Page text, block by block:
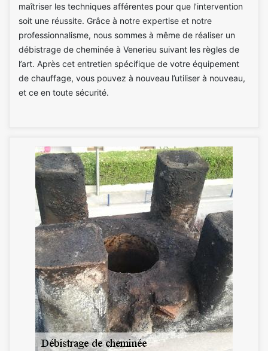
maîtriser les techniques afférentes pour que l’intervention
soit une réussite. Grâce à notre expertise et notre
professionnalisme, nous sommes à même de réaliser un
débistrage de cheminée à Venerieu suivant les règles de
l’art. Après cet entretien spécifique de votre équipement
de chauffage, vous pouvez à nouveau l’utiliser à nouveau,
et ce en toute sécurité.